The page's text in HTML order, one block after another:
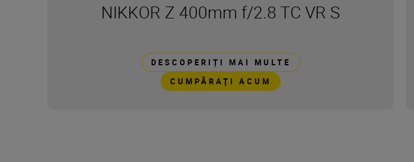
NIKKOR Z 400mm f/2.8 TC VR S
DESCOPERIȚI MAI MULTE
CUMPĂRAŢI ACUM